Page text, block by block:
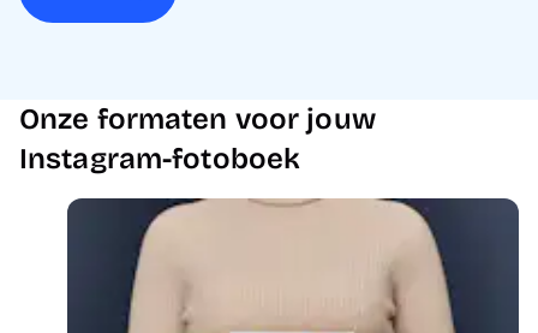
Onze formaten voor jouw
Instagram-fotoboek